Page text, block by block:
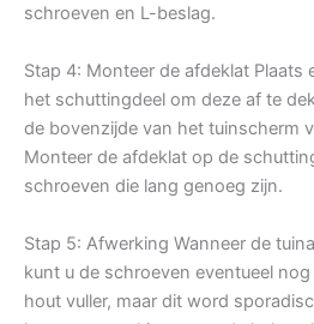
schroeven en L-beslag.
Stap 4: Monteer de afdeklat Plaats
het schuttingdeel om deze af te
de bovenzijde van het tuinscherm
Monteer de afdeklat op de
schroeven die lang genoeg zijn.
Stap 5: Afwerking Wanneer de
kunt u de schroeven eventueel
hout vuller, maar dit word